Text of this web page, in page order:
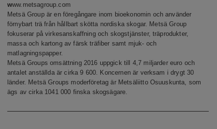
www.metsagroup.com
Metsä Group är en föregångare inom bioekonomin och använder
förnybart trä från hållbart skötta nordiska skogar. Metsä Group
fokuserar på virkesanskaffning och skogstjänster, träprodukter,
massa och kartong av färsk träfiber samt mjuk- och
matlagningspapper.
Metsä Groups omsättning 2016 uppgick till 4,7 miljarder euro och
antalet anställda är cirka 9 600. Koncernen är verksam i drygt 30
länder. Metsä Groups moderföretag är Metsäliitto Osuuskunta, som
ägs av cirka 1041 000 finska skogsägare.